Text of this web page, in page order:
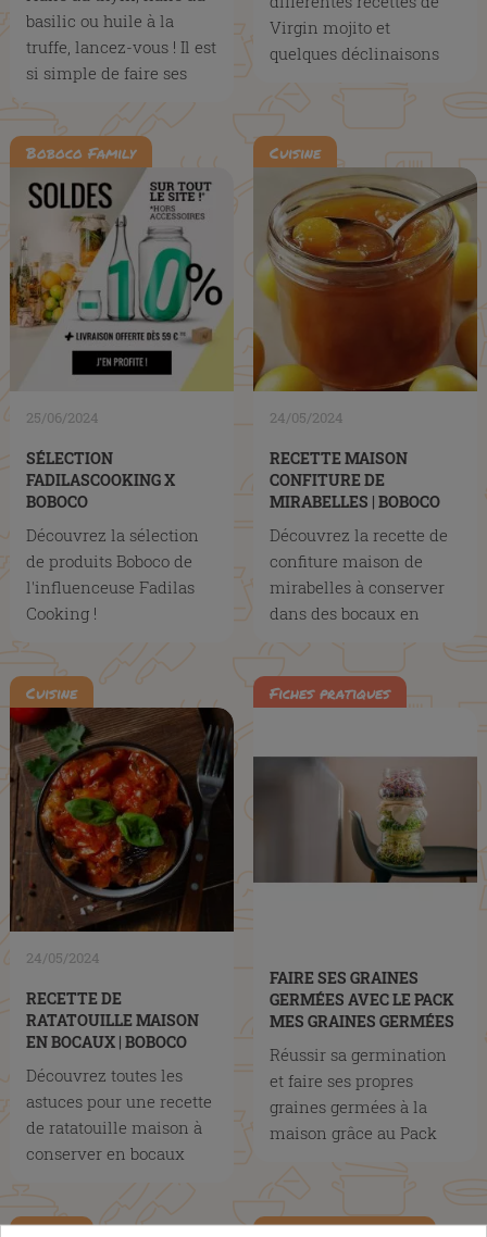
basilic ou huile à la
truffe, lancez-vous ! Il est
si simple de faire ses
propres huiles...
Virgin mojito et
quelques déclinaisons
pour se rafraîchir et se
25/06/2024
SÉLECTION
FADILASCOOKING X
BOBOCO
Boboco Family
Découvrez la sélection
de produits Boboco de
l'influenceuse Fadilas
Cooking !
24/05/2024
RECETTE MAISON
CONFITURE DE
MIRABELLES | BOBOCO
Cuisine
Découvrez la recette de
confiture maison de
mirabelles à conserver
dans des bocaux en
verre
24/05/2024
RECETTE DE
RATATOUILLE MAISON
EN BOCAUX | BOBOCO
Cuisine
Découvrez toutes les
astuces pour une recette
de ratatouille maison à
conserver en bocaux
FAIRE SES GRAINES
GERMÉES AVEC LE PACK
MES GRAINES GERMÉES
BOBOCO
Fiches pratiques
Réussir sa germination
et faire ses propres
graines germées à la
maison grâce au Pack
Mes Graines Germées